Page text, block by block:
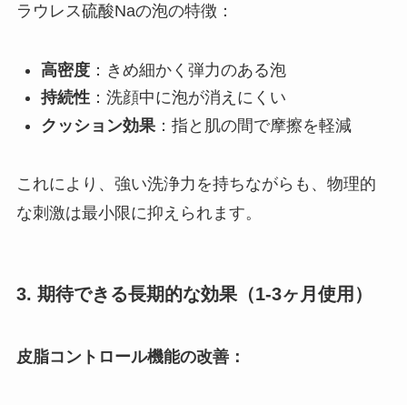
ラウレス硫酸Naの泡の特徴：
高密度：きめ細かく弾力のある泡
持続性：洗顔中に泡が消えにくい
クッション効果：指と肌の間で摩擦を軽減
これにより、強い洗浄力を持ちながらも、物理的
な刺激は最小限に抑えられます。
3. 期待できる長期的な効果（1-3ヶ月使用）
皮脂コントロール機能の改善：